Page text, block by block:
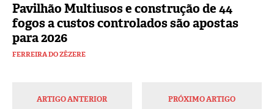
Pavilhão Multiusos e construção de 44
fogos a custos controlados são apostas
para 2026
FERREIRA DO ZÊZERE
ARTIGO ANTERIOR PRÓXIMO ARTIGO